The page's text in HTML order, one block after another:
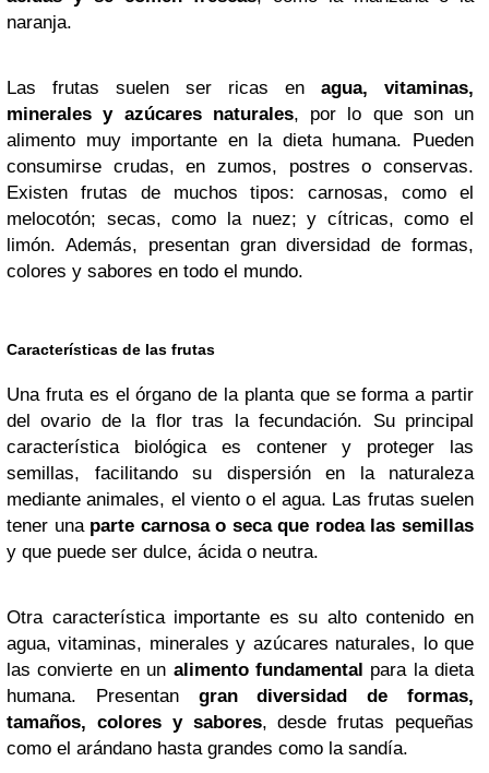
naranja.
Las frutas suelen ser ricas en agua, vitaminas,
minerales y azúcares naturales, por lo que son un
alimento muy importante en la dieta humana. Pueden
consumirse crudas, en zumos, postres o conservas.
Existen frutas de muchos tipos: carnosas, como el
melocotón; secas, como la nuez; y cítricas, como el
limón. Además, presentan gran diversidad de formas,
colores y sabores en todo el mundo.
Características de las frutas
Una fruta es el órgano de la planta que se forma a partir
del ovario de la flor tras la fecundación. Su principal
característica biológica es contener y proteger las
semillas, facilitando su dispersión en la naturaleza
mediante animales, el viento o el agua. Las frutas suelen
tener una parte carnosa o seca que rodea las semillas
y que puede ser dulce, ácida o neutra.
Otra característica importante es su alto contenido en
agua, vitaminas, minerales y azúcares naturales, lo que
las convierte en un alimento fundamental para la dieta
humana. Presentan gran diversidad de formas,
tamaños, colores y sabores, desde frutas pequeñas
como el arándano hasta grandes como la sandía.